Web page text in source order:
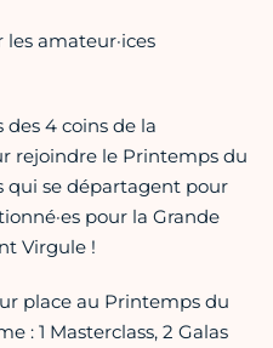
amateur·ices
des 4 coins de la
rejoindre le Printemps du
qui se départagent pour
pour la Grande
Virgule !
place au Printemps du
: 1 Masterclass, 2 Galas